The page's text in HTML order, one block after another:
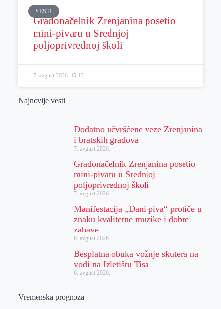
VESTI
Gradonačelnik Zrenjanina posetio
mini-pivaru u Srednjoj
poljoprivrednoj školi
7. avgust 2026. 15:12
Najnovije vesti
Dodatno učvršćene veze Zrenjanina
i bratskih gradova
7. avgust 2026.
Gradonačelnik Zrenjanina posetio
mini-pivaru u Srednjoj
poljoprivrednoj školi
7. avgust 2026.
Manifestacija „Dani piva“ protiče u
znaku kvalitetne muzike i dobre
zabave
6. avgust 2026.
Besplatna obuka vožnje skutera na
vodi na Izletištu Tisa
6. avgust 2026.
Vremenska prognoza